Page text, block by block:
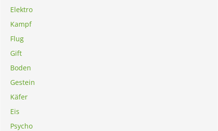
Elektro
Kampf
Flug
Gift
Boden
Gestein
Käfer
Eis
Psycho